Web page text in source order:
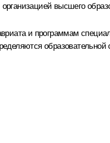
высшего
и программам